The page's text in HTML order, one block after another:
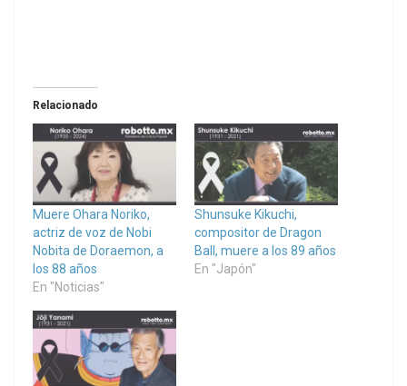
Relacionado
Muere Ohara Noriko,
actriz de voz de Nobi
Nobita de Doraemon, a
los 88 años
En "Noticias"
Shunsuke Kikuchi,
compositor de Dragon
Ball, muere a los 89 años
En "Japón"